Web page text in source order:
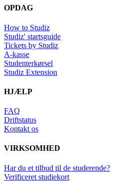
OPDAG
How to Studiz
Studiz' startsguide
Tickets by Studiz
A-kasse
Studenterkørsel
Studiz Extension
HJÆLP
FAQ
Driftstatus
Kontakt os
VIRKSOMHED
Har du et tilbud til de studerende?
Verificeret studiekort